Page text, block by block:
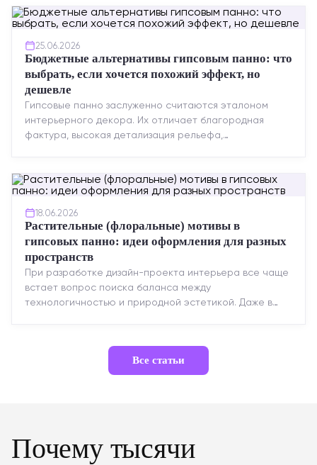
25.06.2026
Бюджетные альтернативы гипсовым панно: что
выбрать, если хочется похожий эффект, но
дешевле
Гипсовые панно заслуженно считаются эталоном
интерьерного декора. Их отличает благородная
фактура, высокая детализация рельефа,
18.06.2026
Растительные (флоральные) мотивы в
гипсовых панно: идеи оформления для разных
пространств
При разработке дизайн-проекта интерьера все чаще
встает вопрос поиска баланса между
технологичностью и природной эстетикой. Даже в
Все статьи
Почему тысячи